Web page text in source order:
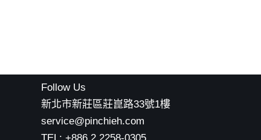
Follow Us
新北市新莊區莊崑路33號1樓
service@pinchieh.com